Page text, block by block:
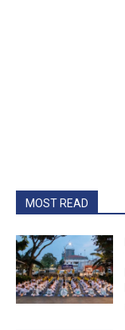
MOST READ